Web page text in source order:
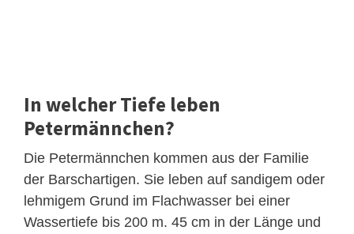
In welcher Tiefe leben
Petermännchen?
Die Petermännchen kommen aus der Familie
der Barschartigen. Sie leben auf sandigem oder
lehmigem Grund im Flachwasser bei einer
Wassertiefe bis 200 m. 45 cm in der Länge und